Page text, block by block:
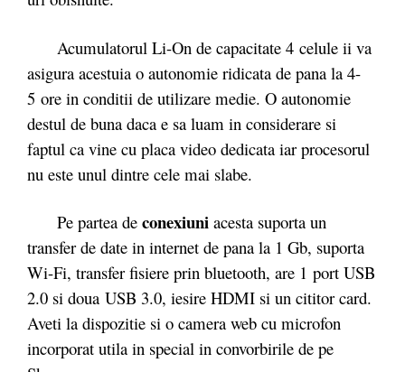
Acumulatorul Li-On de capacitate 4 celule ii va
asigura acestuia o autonomie ridicata de pana la 4-
5 ore in conditii de utilizare medie. O autonomie
destul de buna daca e sa luam in considerare si
faptul ca vine cu placa video dedicata iar procesorul
nu este unul dintre cele mai slabe.
Pe partea de conexiuni acesta suporta un
transfer de date in internet de pana la 1 Gb, suporta
Wi-Fi, transfer fisiere prin bluetooth, are 1 port USB
2.0 si doua USB 3.0, iesire HDMI si un cititor card.
Aveti la dispozitie si o camera web cu microfon
incorporat utila in special in convorbirile de pe